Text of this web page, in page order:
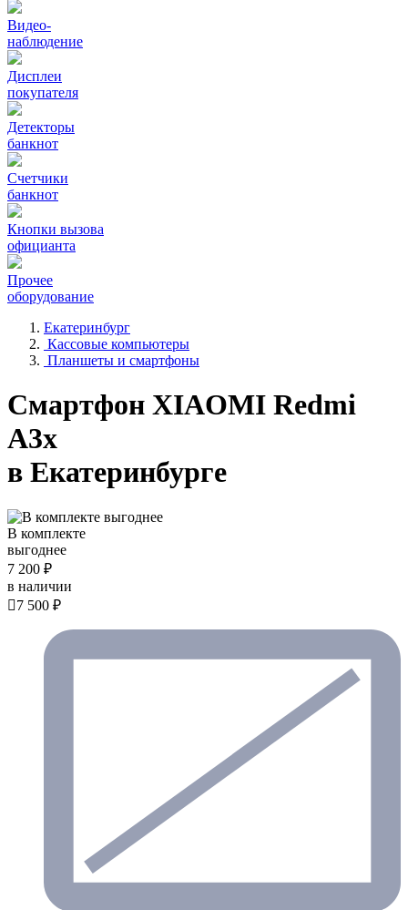
Видео‑
наблюдение
Дисплеи
покупателя
Детекторы
банкнот
Счетчики
банкнот
Кнопки вызова
официанта
Прочее
оборудование
Екатеринбург
Кассовые компьютеры
Планшеты и смартфоны
Смартфон XIAOMI Redmi
A3x
в Екатеринбурге
В комплекте
выгоднее
7 200 ₽
в наличии
7 500 ₽